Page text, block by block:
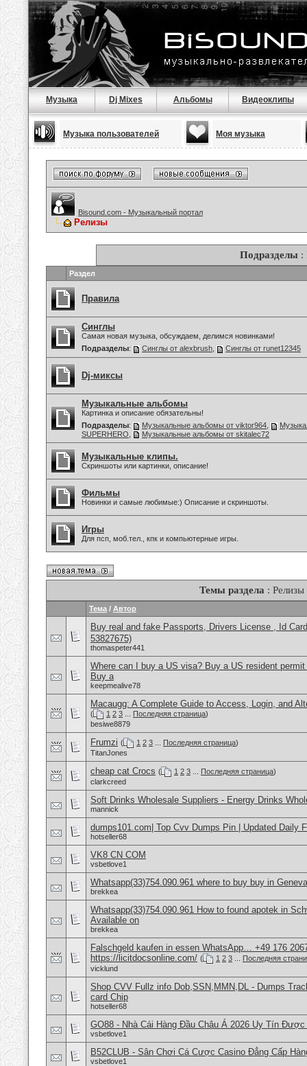
Музыка Dj Mixes Альбомы Видеоклипы
Музыка пользователей Моя музыка
Bisound.com - Музыкальный портал
Релизы
Подразделы :
Раздел
Правила
Синглы
Самая новая музыка, обсуждаем, делимся новинками!
Подразделы: Синглы от alexbrush Синглы от runet12345
Dj-миксы
Музыкальные альбомы
Картинка и описание обязательны!
Подразделы: Музыкальные альбомы от viktor964
SUPERHERO
Музыкальные альбомы от skitalec72
Музыкальные клипы.
Скриншоты или картинки, описание!
Фильмы
Новинки и самые любимые:) Описание и скриншоты.
Игры
Для псп, моб.тел., кпк и компьютерные игры.
Темы раздела : Релизы
Тема / Автор
Buy real and fake Passports, Drivers License , Id
53827675)
thomaspeter441
Where can I buy a US visa? Buy a US resident
Buy a
keepmealive78
Macaugg: A Complete Guide to Access, Login, and
( 1 2 3 Последняя страница)
besiwe8879
Frumzi ( 1 2 3 Последняя страница)
TitanJones
cheap cat Crocs ( 1 2 3 Последняя страница)
clarkcreed
Soft Drinks Wholesale Suppliers - Energy Drinks
mannick
dumps101.com| Top Cvv Dumps Pin | Updated Daily
hotseller68
VK8 CN COM
vsbetlove1
Whatsapp(33)754.090.961 where to buy buy in
brekkea
Whatsapp(33)754.090.961 How to found apotek in
Available on
brekkea
Falschgeld kaufen in essen WhatsApp… +49 176
https://licitdocsonline.com/ ( 1 2 3
Последняя
vicklund
Shop CVV Fullz info Dob,SSN,MMN,DL - Dumps
card Chip
hotseller68
GO88 - Nhà Cái Hàng Đầu Châu Á 2026 Uy Tín
vsbetlove1
B52CLUB - Sân Chơi Cá Cược Casino Đẳng Cấp
vsbetlove1